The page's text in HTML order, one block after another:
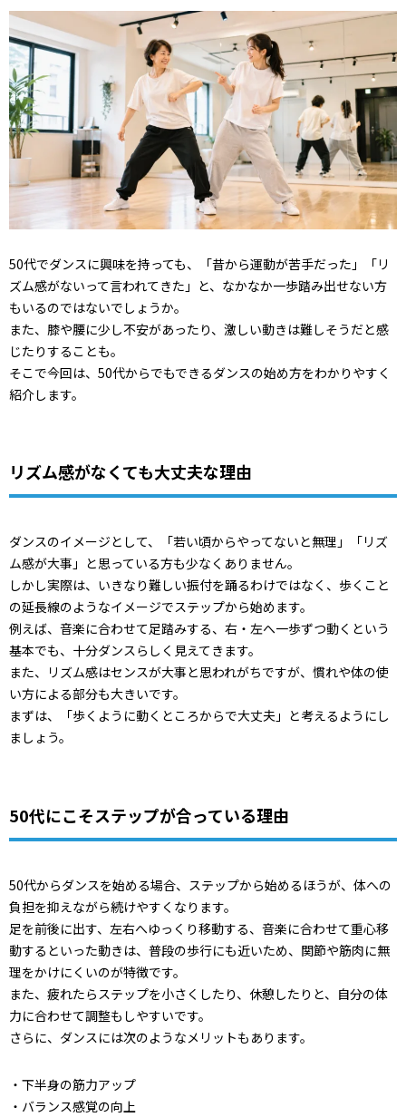
50代でダンスに興味を持っても、「昔から運動が苦手だった」「リ
ズム感がないって言われてきた」と、なかなか一歩踏み出せない方
もいるのではないでしょうか。
また、膝や腰に少し不安があったり、激しい動きは難しそうだと感
じたりすることも。
そこで今回は、50代からでもできるダンスの始め方をわかりやすく
紹介します。
リズム感がなくても大丈夫な理由
ダンスのイメージとして、「若い頃からやってないと無理」「リズ
ム感が大事」と思っている方も少なくありません。
しかし実際は、いきなり難しい振付を踊るわけではなく、歩くこと
の延長線のようなイメージでステップから始めます。
例えば、音楽に合わせて足踏みする、右・左へ一歩ずつ動くという
基本でも、十分ダンスらしく見えてきます。
また、リズム感はセンスが大事と思われがちですが、慣れや体の使
い方による部分も大きいです。
まずは、「歩くように動くところからで大丈夫」と考えるようにし
ましょう。
50代にこそステップが合っている理由
50代からダンスを始める場合、ステップから始めるほうが、体への
負担を抑えながら続けやすくなります。
足を前後に出す、左右へゆっくり移動する、音楽に合わせて重心移
動するといった動きは、普段の歩行にも近いため、関節や筋肉に無
理をかけにくいのが特徴です。
また、疲れたらステップを小さくしたり、休憩したりと、自分の体
力に合わせて調整もしやすいです。
さらに、ダンスには次のようなメリットもあります。
・下半身の筋力アップ
・バランス感覚の向上